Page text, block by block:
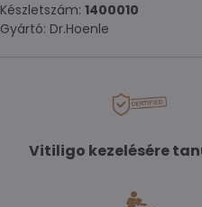
Készletszám: 1400010
Gyártó: Dr.Hoenle
Vitiligo kezelésére